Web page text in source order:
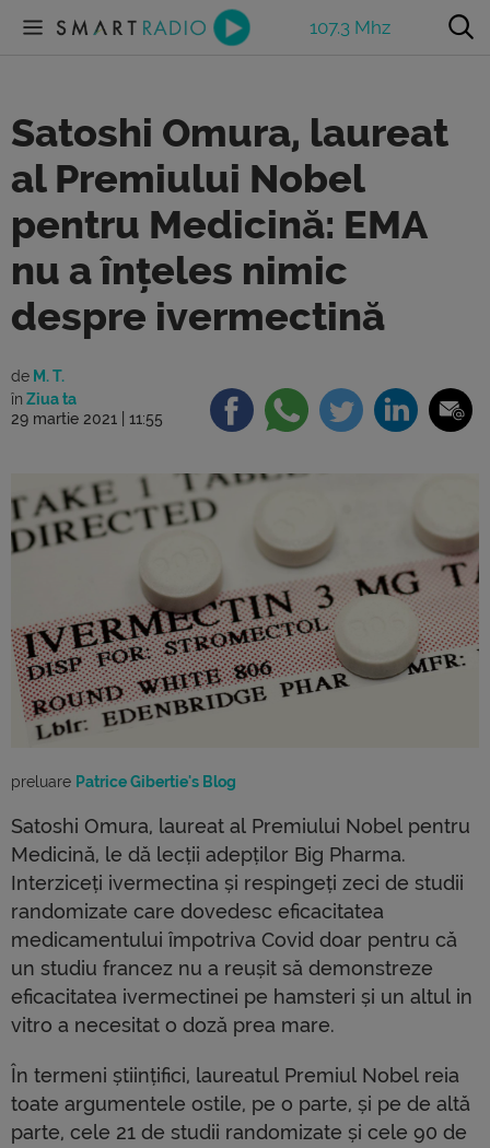
107.3 Mhz
Satoshi Omura, laureat
al Premiului Nobel
pentru Medicină: EMA
nu a înțeles nimic
despre ivermectină
de M. T.
în Ziua ta
29 martie 2021 | 11:55
preluare Patrice Gibertie's Blog
Satoshi Omura, laureat al Premiului Nobel pentru
Medicină, le dă lecții adepților Big Pharma.
Interziceți ivermectina și respingeți zeci de studii
randomizate care dovedesc eficacitatea
medicamentului împotriva Covid doar pentru că
un studiu francez nu a reușit să demonstreze
eficacitatea ivermectinei pe hamsteri și un altul in
vitro a necesitat o doză prea mare.
În termeni științifici, laureatul Premiul Nobel reia
toate argumentele ostile, pe o parte, și pe de altă
parte, cele 21 de studii randomizate și cele 90 de